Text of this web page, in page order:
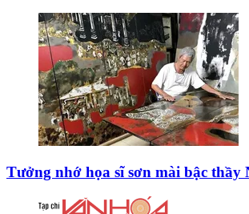
Tưởng nhớ họa sĩ sơn mài bậc thầy